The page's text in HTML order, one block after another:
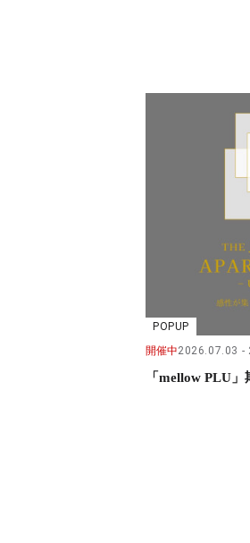
POPUP
開催中2026.07.03
「mellow PLU」